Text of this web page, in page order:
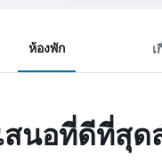
ห้องพัก
สนอที่ดีที่สุด